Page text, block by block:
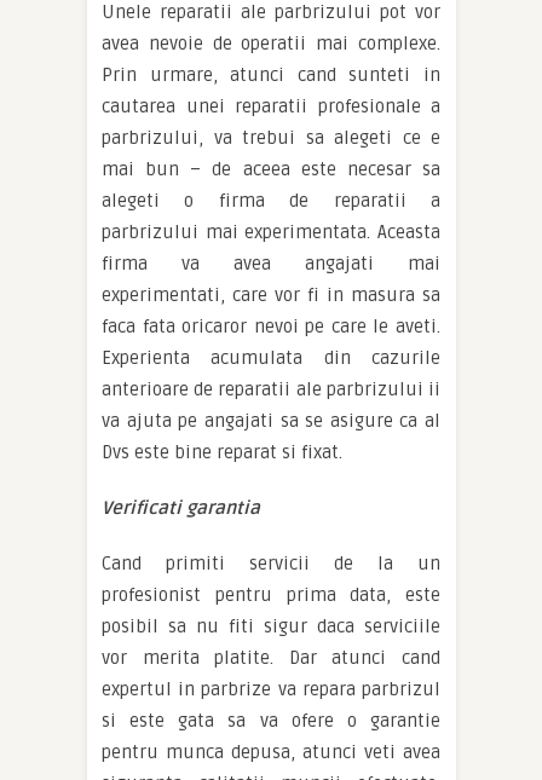
Unele reparatii ale parbrizului pot vor
avea nevoie de operatii mai complexe.
Prin urmare, atunci cand sunteti in
cautarea unei reparatii profesionale a
parbrizului, va trebui sa alegeti ce e
mai bun – de aceea este necesar sa
alegeti o firma de reparatii a
parbrizului mai experimentata. Aceasta
firma va avea angajati mai
experimentati, care vor fi in masura sa
faca fata oricaror nevoi pe care le aveti.
Experienta acumulata din cazurile
anterioare de reparatii ale parbrizului ii
va ajuta pe angajati sa se asigure ca al
Dvs este bine reparat si fixat.
Verificati garantia
Cand primiti servicii de la un
profesionist pentru prima data, este
posibil sa nu fiti sigur daca serviciile
vor merita platite. Dar atunci cand
expertul in parbrize va repara parbrizul
si este gata sa va ofere o garantie
pentru munca depusa, atunci veti avea